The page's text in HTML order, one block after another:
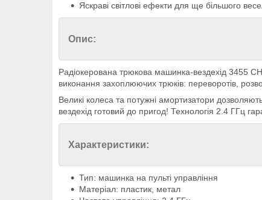
Яскраві світлові ефекти для ще більшого
Опис:
Радіокерована трюкова машинка-вездехід 3455
виконання захоплюючих трюків: переворотів,
Великі колеса та потужні амортизатори
вездехід готовий до пригод! Технологія 2.4 ГГц
Характеристики:
Тип: машинка на пульті управління
Матеріал: пластик, метал